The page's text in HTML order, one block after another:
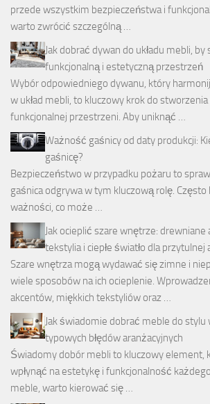
przede wszystkim bezpieczeństwa i
warto zwrócić szczególną …
Jak dobrać dywan do układu mebli,
funkcjonalną i estetyczną przestrzeń
Wybór odpowiedniego dywanu, który
w układ mebli, to kluczowy krok do
funkcjonalnej przestrzeni. Aby uniknąć …
Ważność gaśnicy od daty produkcji:
gaśnicę?
Bezpieczeństwo w przypadku pożaru to
gaśnica odgrywa w tym kluczową rolę.
ważności, co może …
Jak ocieplić szare wnętrze: drewniane
tekstylia i ciepłe światło dla
Szare wnętrza mogą wydawać się zimne i
wiele sposobów na ich ocieplenie.
akcentów, miękkich tekstyliów oraz …
Jak świadomie dobrać meble do stylu
typowych błędów aranżacyjnych
Świadomy dobór mebli to kluczowy element,
wpłynąć na estetykę i funkcjonalność
meble, warto kierować się …